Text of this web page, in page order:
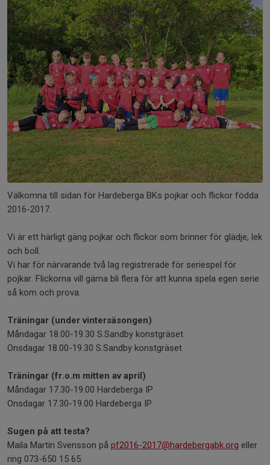
Välkomna till sidan för Hardeberga BKs pojkar och flickor födda
2016-2017.
Vi är ett härligt gäng pojkar och flickor som brinner för glädje, lek
och boll.
Vi har för närvarande två lag registrerade för seriespel för
pojkar. Flickorna vill gärna bli flera för att kunna spela egen serie
så kom och prova.
Träningar (under vintersäsongen)
Måndagar 18.00-19.30 S.Sandby konstgräset
Onsdagar 18.00-19.30 S.Sandby konstgräset
Träningar (fr.o.m mitten av april)
Måndagar 17.30-19.00 Hardeberga IP
Onsdagar 17.30-19.00 Hardeberga IP
Sugen på att testa?
Maila Martin Svensson på pf2016-2017@hardebergabk.org eller
ring 073-650 15 65.